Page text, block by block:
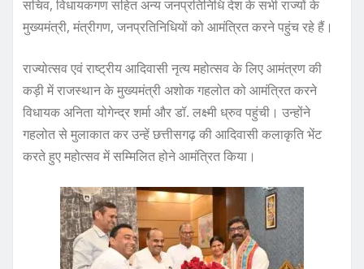
सचिव, विधायकगण सहित अन्य जनप्रतिनिधि देश के सभी राज्यों के
मुख्यमंत्री, मंत्रीगण, जनप्रतिनिधियों को आमंत्रित करने पहुंच रहे हैं।
राज्योत्सव एवं राष्ट्रीय आदिवासी नृत्य महोत्सव के लिए आमंत्रण की
कड़ी में राजस्थान के मुख्यमंत्री अशोक गहलोत को आमंत्रित करने
विधायक अनिता योगेन्द्र शर्मा और डॉ. लक्ष्मी ध्रुव पहुंची। उन्होंने
गहलोत से मुलाकात कर उन्हें छत्तीसगढ़ की आदिवासी कलाकृति भेंट
करते हुए महोत्सव में सम्मिलित होने आमंत्रित किया।